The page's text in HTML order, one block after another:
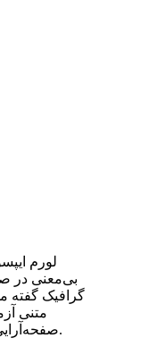
لورم
بی‌معنی در
گرافیک گفته
متنی
صفحه‌آرایی و طراحی گرافیک گفته می‌شود.